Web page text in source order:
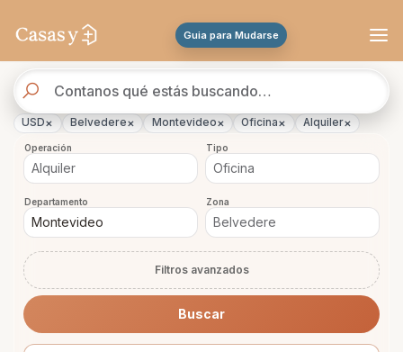
Guia para Mudarse
de
propiedades
USD× Belvedere× Montevideo× Oficina× Alquiler×
Operación Tipo
Departamento Zona
Filtros avanzados
Buscar